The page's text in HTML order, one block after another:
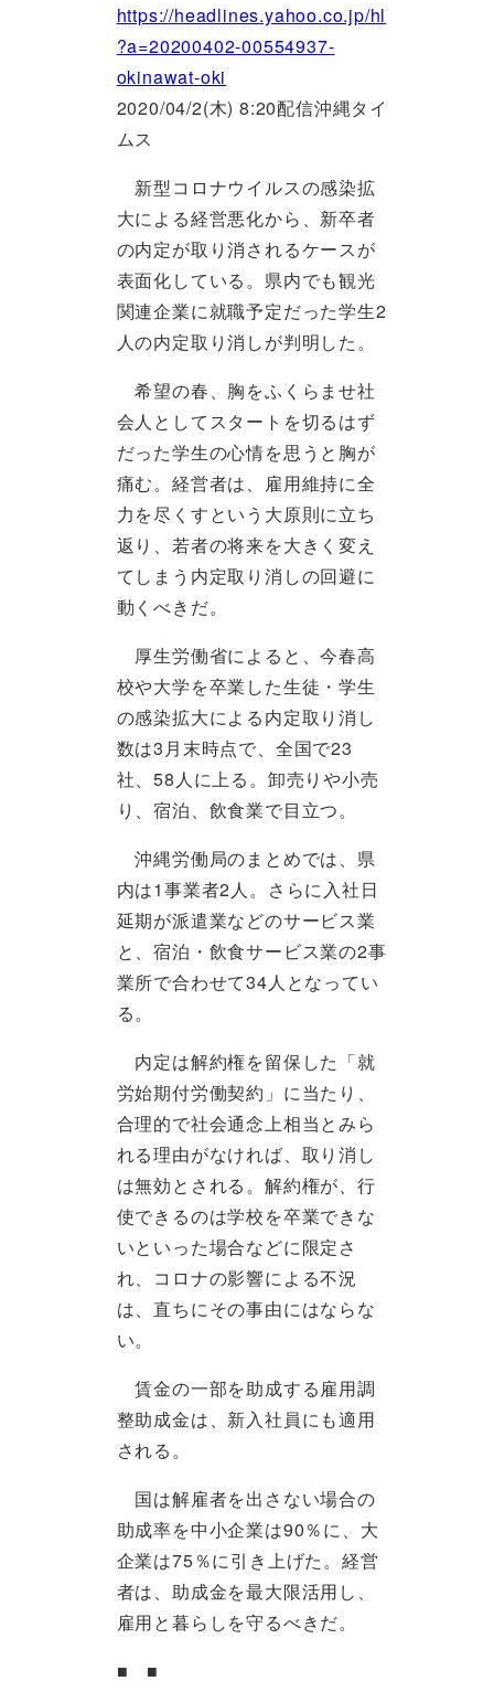
https://headlines.yahoo.co.jp/hl
?a=20200402-00554937-
okinawat-oki
2020/04/2(木) 8:20配信沖縄タイ
ムス
新型コロナウイルスの感染拡
大による経営悪化から、新卒者
の内定が取り消されるケースが
表面化している。県内でも観光
関連企業に就職予定だった学生2
人の内定取り消しが判明した。
希望の春、胸をふくらませ社
会人としてスタートを切るはず
だった学生の心情を思うと胸が
痛む。経営者は、雇用維持に全
力を尽くすという大原則に立ち
返り、若者の将来を大きく変え
てしまう内定取り消しの回避に
動くべきだ。
厚生労働省によると、今春高
校や大学を卒業した生徒・学生
の感染拡大による内定取り消し
数は3月末時点で、全国で23
社、58人に上る。卸売りや小売
り、宿泊、飲食業で目立つ。
沖縄労働局のまとめでは、県
内は1事業者2人。さらに入社日
延期が派遣業などのサービス業
と、宿泊・飲食サービス業の2事
業所で合わせて34人となってい
る。
内定は解約権を留保した「就
労始期付労働契約」に当たり、
合理的で社会通念上相当とみら
れる理由がなければ、取り消し
は無効とされる。解約権が、行
使できるのは学校を卒業できな
いといった場合などに限定さ
れ、コロナの影響による不況
は、直ちにその事由にはならな
い。
賃金の一部を助成する雇用調
整助成金は、新入社員にも適用
される。
国は解雇者を出さない場合の
助成率を中小企業は90％に、大
企業は75％に引き上げた。経営
者は、助成金を最大限活用し、
雇用と暮らしを守るべきだ。
■ ■